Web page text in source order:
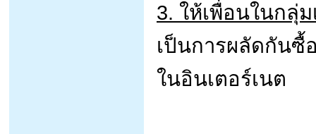
3. ให้เพื่อนในกลุ่ม
เป็นการผลัดกันซื้
ในอินเตอร์เนต